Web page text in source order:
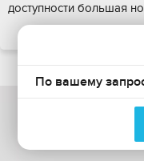
доcтупнocти большая
По вашему